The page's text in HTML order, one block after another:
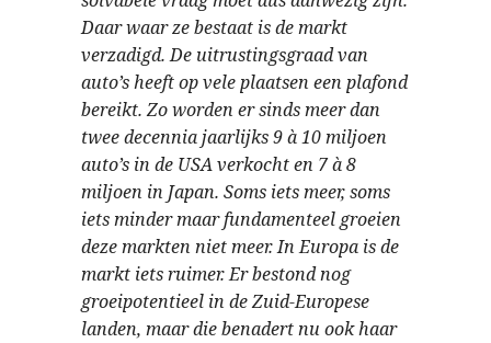
Daar waar ze bestaat is de markt
verzadigd. De uitrustingsgraad van
auto’s heeft op vele plaatsen een plafond
bereikt. Zo worden er sinds meer dan
twee decennia jaarlijks 9 à 10 miljoen
auto’s in de USA verkocht en 7 à 8
miljoen in Japan. Soms iets meer, soms
iets minder maar fundamenteel groeien
deze markten niet meer. In Europa is de
markt iets ruimer. Er bestond nog
groeipotentieel in de Zuid-Europese
landen, maar die benadert nu ook haar